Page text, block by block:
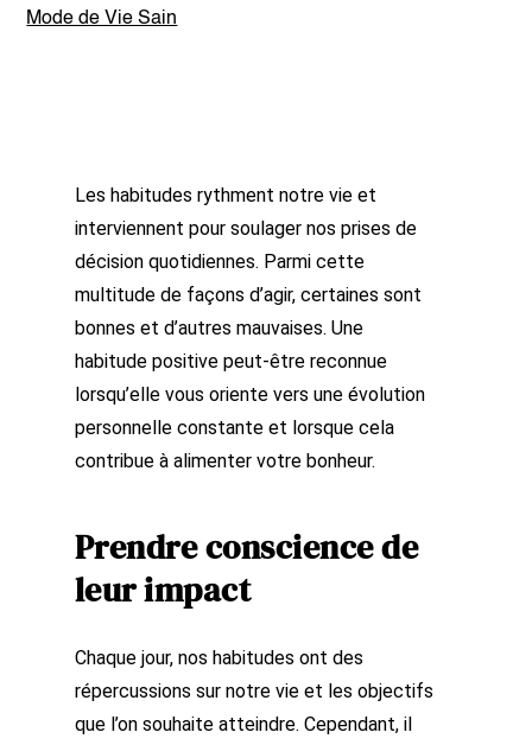
Mode de Vie Sain
Les habitudes rythment notre vie et
interviennent pour soulager nos prises de
décision quotidiennes. Parmi cette
multitude de façons d’agir, certaines sont
bonnes et d’autres mauvaises. Une
habitude positive peut-être reconnue
lorsqu’elle vous oriente vers une évolution
personnelle constante et lorsque cela
contribue à alimenter votre bonheur.
Prendre conscience de
leur impact
Chaque jour, nos habitudes ont des
répercussions sur notre vie et les objectifs
que l’on souhaite atteindre. Cependant, il